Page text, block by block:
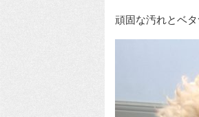
頑固な汚れとベ